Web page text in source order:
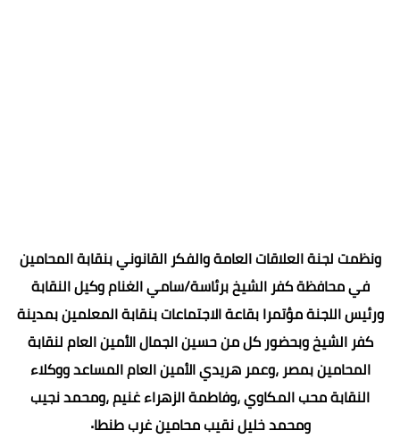
ونظمت لجنة العلاقات العامة والفكر القانوني بنقابة المحامين
في محافظة كفر الشيخ برئاسة/سامي الغنام وكيل النقابة
ورئيس اللجنة مؤتمرا بقاعة الاجتماعات بنقابة المعلمين بمدينة
كفر الشيخ وبحضور كل من حسين الجمال الأمين العام لنقابة
المحامين بمصر ،وعمر هريدي الأمين العام المساعد ووكلاء
النقابة محب المكاوي ،وفاطمة الزهراء غنيم ،ومحمد نجيب
ومحمد خليل نقيب محامين غرب طنطا٠